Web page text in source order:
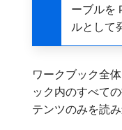
ーブルを
ルとして
ワークブック全
ック内のすべて
テンツのみを読